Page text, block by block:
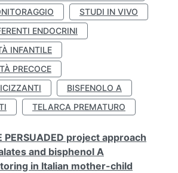
STUDI IN VIVO
ENDOCRINI
INFANTILE
PRECOCE
BISFENOLO A
TELARCA PREMATURO
PERSUADED project approach
and bisphenol A
in Italian mother-child